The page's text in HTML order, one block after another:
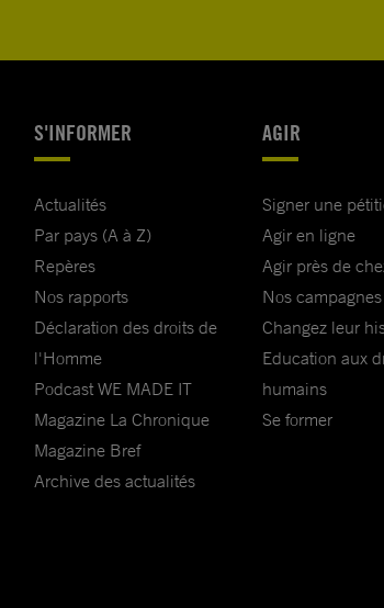
S'INFORMER
Actualités
Par pays (A à Z)
Repères
Nos rapports
Déclaration des droits de
l'Homme
Podcast WE MADE IT
Magazine La Chronique
Magazine Bref
Archive des actualités
AGIR
Signer une
Agir en ligne
Agir près de
Nos campagnes
Changez leur
Education aux
humains
Se former